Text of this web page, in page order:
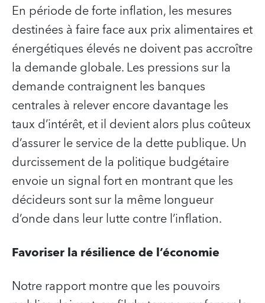
En période de forte inflation, les mesures
destinées à faire face aux prix alimentaires et
énergétiques élevés ne doivent pas accroître
la demande globale. Les pressions sur la
demande contraignent les banques
centrales à relever encore davantage les
taux d’intérêt, et il devient alors plus coûteux
d’assurer le service de la dette publique. Un
durcissement de la politique budgétaire
envoie un signal fort en montrant que les
décideurs sont sur la même longueur
d’onde dans leur lutte contre l’inflation.
Favoriser la résilience de l’économie
Notre rapport montre que les pouvoirs